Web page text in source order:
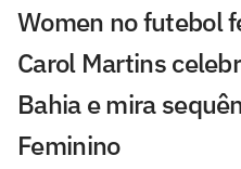
Women no futebol
Carol Martins
Bahia e mira
Feminino